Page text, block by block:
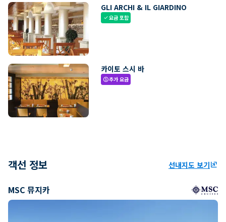
GLI ARCHI & IL GIARDINO
check요금 포함
카이토 스시 바
paid추가 요금
객선 정보 선내지도 보기ungroup
MSC 뮤지카